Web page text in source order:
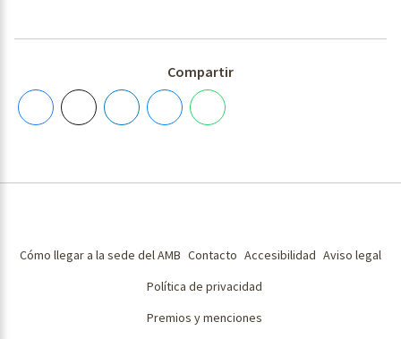
Compartir
Cómo llegar a la sede del AMB Contacto Accesibilidad Aviso legal
Política de privacidad
Premios y menciones